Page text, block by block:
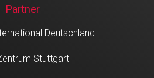
Partner
Deutschland
Stuttgart